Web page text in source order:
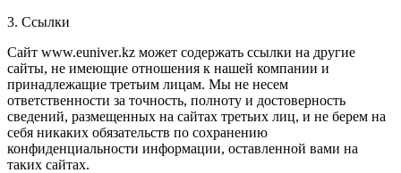
3. Ссылки
Сайт www.euniver.kz может содержать ссылки на другие
сайты, не имеющие отношения к нашей компании и
принадлежащие третьим лицам. Мы не несем
ответственности за точность, полноту и достоверность
сведений, размещенных на сайтах третьих лиц, и не берем на
себя никаких обязательств по сохранению
конфиденциальности информации, оставленной вами на
таких сайтах.